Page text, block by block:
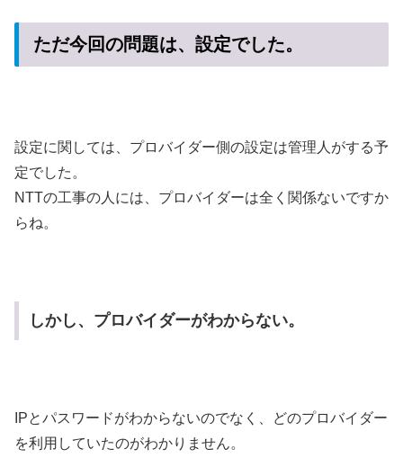
ただ今回の問題は、設定でした。
設定に関しては、プロバイダー側の設定は管理人がする予
定でした。
NTTの工事の人には、プロバイダーは全く関係ないですか
らね。
しかし、プロバイダーがわからない。
IPとパスワードがわからないのでなく、どのプロバイダー
を利用していたのがわかりません。